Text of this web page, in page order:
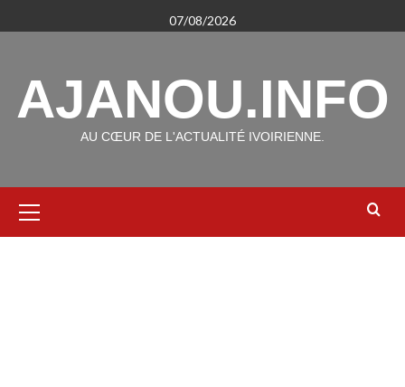
au
07/08/2026
AJANOU.INFO
AU CŒUR DE L'ACTUALITÉ IVOIRIENNE.
principal